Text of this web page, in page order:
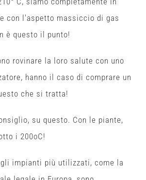
con l'aspetto massiccio di gas
è questo il punto!
rovinare la loro salute con uno
hanno il caso di comprare un
che si tratta!
su questo. Con le piante,
i 200oC!
impianti più utilizzati, come la